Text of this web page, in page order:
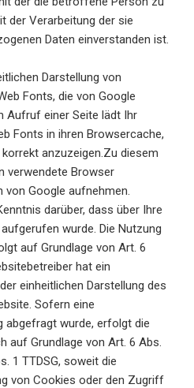
der Verarbeitung der sie
Daten einverstanden ist.
Darstellung von
Fonts, die von Google
Aufruf einer Seite lädt Ihr
Fonts in ihren Browsercache,
anzuzeigen.Zu diesem
verwendete Browser
von Google aufnehmen.
darüber, dass über Ihre
wurde. Die Nutzung
auf Grundlage von Art. 6
hat ein
einheitlichen Darstellung des
Sofern eine
abgefragt wurde, erfolgt die
auf Grundlage von Art. 6 Abs.
1 TTDSG, soweit die
von Cookies oder den Zugriff